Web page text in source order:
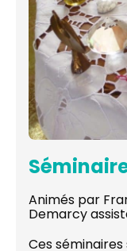
Animés par
Demarcy
Ces